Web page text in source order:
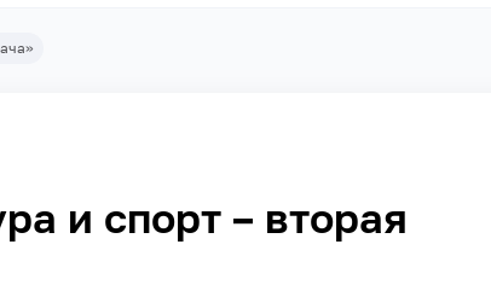
и спорт – вторая